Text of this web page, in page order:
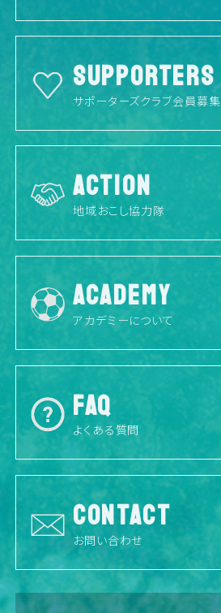
SUPPORTERS
サポーターズクラブ会員募集
ACTION
地域おこし協力隊
ACADEMY
アカデミーについて
FAQ
よくある質問
CONTACT
お問い合わせ